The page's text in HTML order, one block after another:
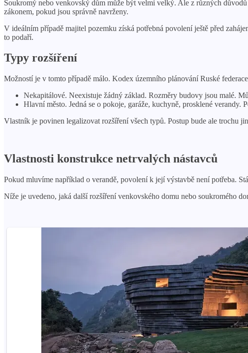
Soukromý nebo venkovský dům může být velmi velký. Ale z různých
zákonem, pokud jsou správně navrženy.
V ideálním případě majitel pozemku získá potřebná povolení ještě před
to podaří.
Typy rozšíření
Možností je v tomto případě málo. Kodex územního plánování Ruské
Nekapitálové. Neexistuje žádný základ. Rozměry budovy jsou malé.
Hlavní město. Jedná se o pokoje, garáže, kuchyně, prosklené
Vlastník je povinen legalizovat rozšíření všech typů. Postup bude ale trochu
Vlastnosti konstrukce netrvalých nástavců
Pokud mluvíme například o verandě, povolení k její výstavbě není potřeba.
Níže je uvedeno, jaká další rozšíření venkovského domu nebo soukromého